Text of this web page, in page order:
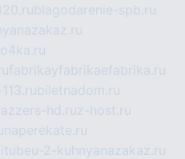
blagodarenie-spb.ru
fabrikayfabrikaefabrika.ru
biletnadom.ru
hd.ruz-host.ru
naperekate.ru
2-kuhnyanazakaz.ru